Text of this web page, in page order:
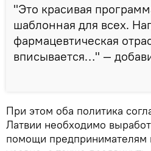
"Это красивая
шаблонная для всех.
фармацевтическая
вписывается…" —
При этом оба политика
Латвии необходимо
помощи предпринимателям